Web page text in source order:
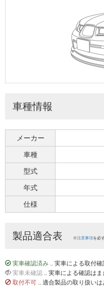
車種情報
メーカー
車種
型式
年式
仕様
製品適合表 ※注意事項を必
実車確認済み .. 実車による取付
実車未確認 .. 実車による確認は
取付不可 .. 適合製品の取り扱い